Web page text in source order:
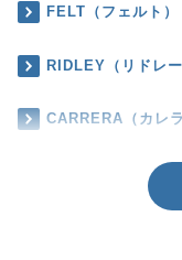
FELT（フェルト）
RIDLEY（リドレー
CARRERA（カレラ